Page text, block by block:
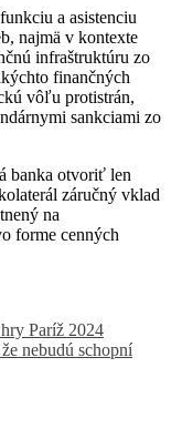
a asistenciu
najmä v kontexte
infraštruktúru zo
finančných
vôľu protistrán,
sankciami zo
banka otvoriť len
záručný vklad
na
forme cenných
Paríž 2024
nebudú schopní